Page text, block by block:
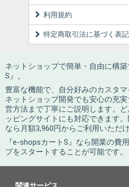
利用規約
特定商取引法に基づく表記
ネットショップで簡単・自由に構
S』。
豊富な機能で、自分好みのカスタ
ネットショップ開発でも安心の充
営方法まで丁寧にご説明します。
ッピングサイトにも対応できます
なら月額3,960円からご利用いただけ
『e-shopsカートS』なら開業の費
プをスタートすることが可能です。